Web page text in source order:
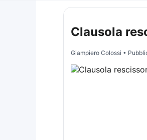
Clausola
Giampiero Colossi •